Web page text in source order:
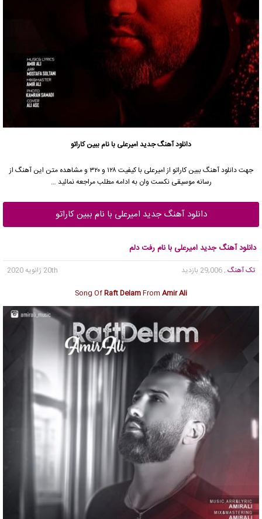
دانلود آهنگ جدیدامیرعلی با نام ببین کاراتو
جهت دانلود آهنگ ببین کاراتو از امیرعلی
با کیفیت ۱۲۸ و ۳۲۰ و مشاهده متن این آهنگ از
رسانه موسیقی نکست وان به ادامه مطلب مراجعه نمائید …
دانلود آهنگ جدید امیرعلی با نام ببین کاراتو
دانلود آهنگ جدید امیرعلی با نام رفت دلم
تک آهنگ , 29,006 بازدید
20th ژانویه 2020
Song OfRaft DelamFrom Amir Ali